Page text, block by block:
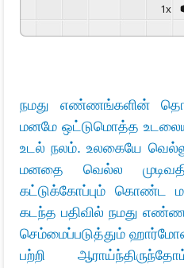
1x
நமது எண்ணங்களின்
மனமே ஒட்டுமொத்த
உடல் நலம். உலகையே
மனதை வெல்ல
கட்டுக்கோப்பும் கொண்ட
கடந்த பதிவில் நமது
செம்மைப்படுத்தும்
பற்றி